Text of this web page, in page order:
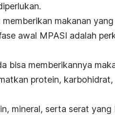
makanan
awal MPASI adalah
bisa memberikannya
protein, karbohidrat,
mineral, serta serat yang